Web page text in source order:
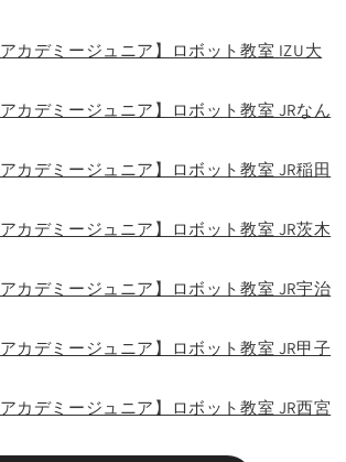
アカデミージュニア】ロボット教室 IZU大
アカデミージュニア】ロボット教室 JRなん
アカデミージュニア】ロボット教室 JR稲田
アカデミージュニア】ロボット教室 JR茨木
アカデミージュニア】ロボット教室 JR宇治
アカデミージュニア】ロボット教室 JR甲子
アカデミージュニア】ロボット教室 JR西宮